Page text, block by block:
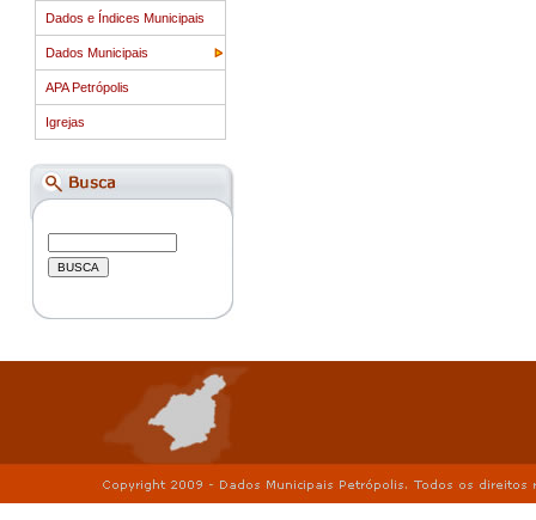
Dados e Índices Municipais
Dados Municipais
APA Petrópolis
Igrejas